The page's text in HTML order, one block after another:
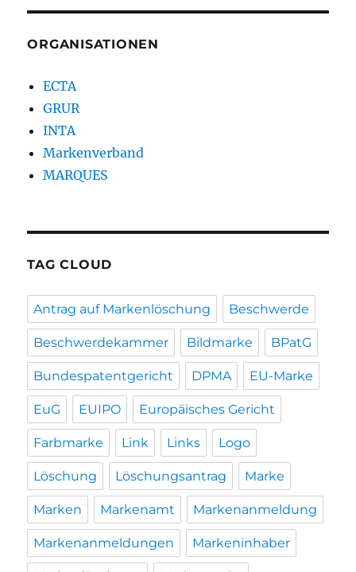
ORGANISATIONEN
ECTA
GRUR
INTA
Markenverband
MARQUES
TAG CLOUD
Antrag auf Markenlöschung Beschwerde
Beschwerdekammer Bildmarke BPatG
Bundespatentgericht DPMA EU-Marke
EuG EUIPO Europäisches Gericht
Farbmarke Link Links Logo
Löschung Löschungsantrag Marke
Marken Markenamt Markenanmeldung
Markenanmeldungen Markeninhaber